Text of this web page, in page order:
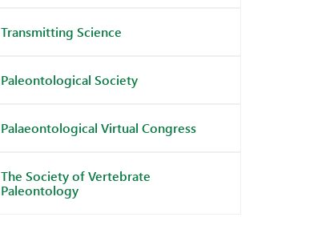
Transmitting Science
Paleontological Society
Palaeontological Virtual Congress
The Society of Vertebrate
Paleontology